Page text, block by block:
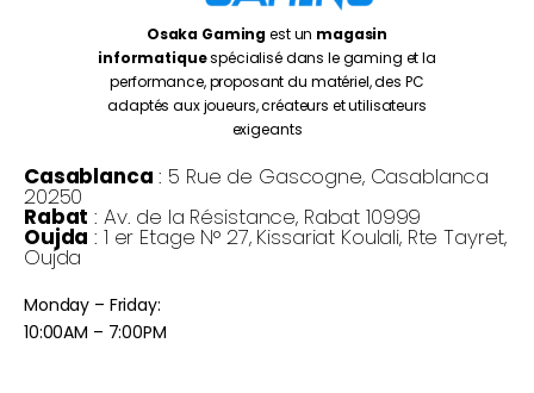
Osaka Gamingest un magasin
informatiquespécialisé dans le gaming et la
performance, proposant du matériel, des PC
adaptés aux joueurs, créateurs et utilisateurs
exigeants
Casablanca : 5 Rue de Gascogne, Casablanca
20250
Rabat : Av. de la Résistance, Rabat 10999
Oujda : 1 er Etage N° 27, Kissariat Koulali, Rte Tayret,
Oujda
Monday – Friday:
10:00AM – 7:00PM